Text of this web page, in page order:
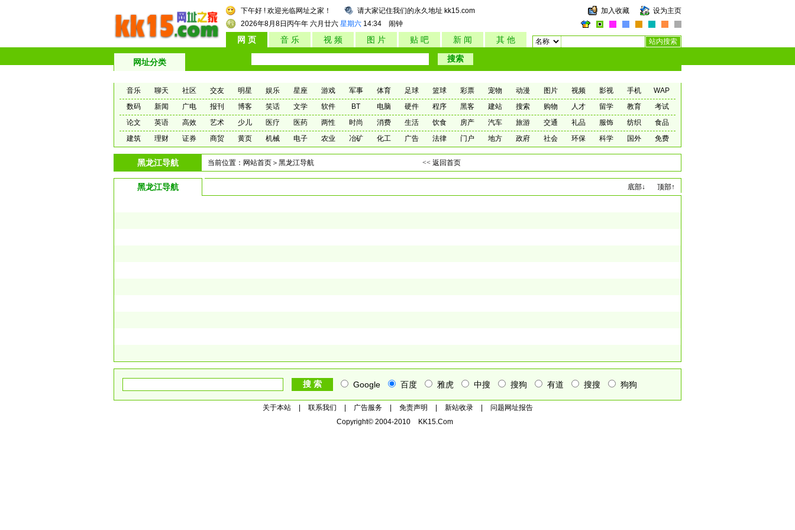
设为主页
加入收藏
请大家记住我们的永久地址 kk15.com
下午好 ! 欢迎光临网址之家！
2026年8月8日 丙午年 六月廿六 星期六 14:34 闹钟
网 页 音 乐 视 频 图 片 贴 吧 新 闻 其 他
网址分类
音乐 聊天 社区 交友 明星 娱乐 星座 游戏 军事 体育 足球 篮球 彩票 宠物 动漫 图片 视频 影视 手机
WAP
数码
新闻 广电 报刊 博客 笑话 文学 软件 BT 电脑 硬件 程序 黑客 建站 搜索 购物 人才 留学 教育
考试
论文
英语 高效 艺术 少儿 医疗 医药 两性 时尚 消费 生活 饮食 房产 汽车 旅游 交通 礼品 服饰 纺织
食品
建筑
理财 证券 商贸 黄页 机械 电子 农业 冶矿 化工 广告 法律 门户 地方 政府 社会 环保 科学 国外 免费
黑龙江导航 当前位置： 网站首页 ＞黑龙江导航 << 返回首页
黑龙江导航 底部↓ 顶部↑
Google 百度 雅虎 中搜 搜狗 有道 搜搜 狗狗
关于本站 联系我们 广告服务 免责声明 新站收录
问题网址报告
Copyright© 2004-2010
KK15.Com